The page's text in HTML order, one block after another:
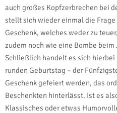
auch großes Kopfzerbrechen bei
stellt sich wieder einmal die Frage
Geschenk, welches weder zu
zudem noch wie eine Bombe
Schließlich handelt es sich
runden Geburtstag – der
Geschenk gefeiert werden, das
Beschenkten hinterlässt. Ist es
Klassisches oder etwas